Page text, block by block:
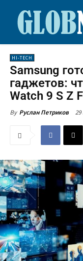
HI-TECH
Samsung
гаджетов:
Watch 9 S Z
By Руслан Петриков 29